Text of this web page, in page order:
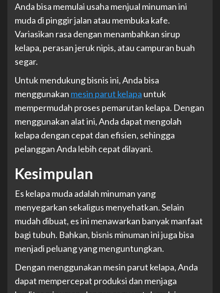
Anda bisa memulai usaha menjual minuman ini
muda di pinggir jalan atau membuka kafe.
Variasikan rasa dengan menambahkan sirup
kelapa, perasan jeruk nipis, atau campuran buah
segar.
Untuk mendukung bisnis ini, Anda bisa
menggunakan mesin parut kelapa untuk
mempermudah proses pemarutan kelapa. Dengan
menggunakan alat ini, Anda dapat mengolah
kelapa dengan cepat dan efisien, sehingga
pelanggan Anda lebih cepat dilayani.
Kesimpulan
Es kelapa muda adalah minuman yang
menyegarkan sekaligus menyehatkan. Selain
mudah dibuat, es ini menawarkan banyak manfaat
bagi tubuh. Bahkan, bisnis minuman ini juga bisa
menjadi peluang yang menguntungkan.
Dengan menggunakan mesin parut kelapa, Anda
dapat mempercepat produksi dan menjaga